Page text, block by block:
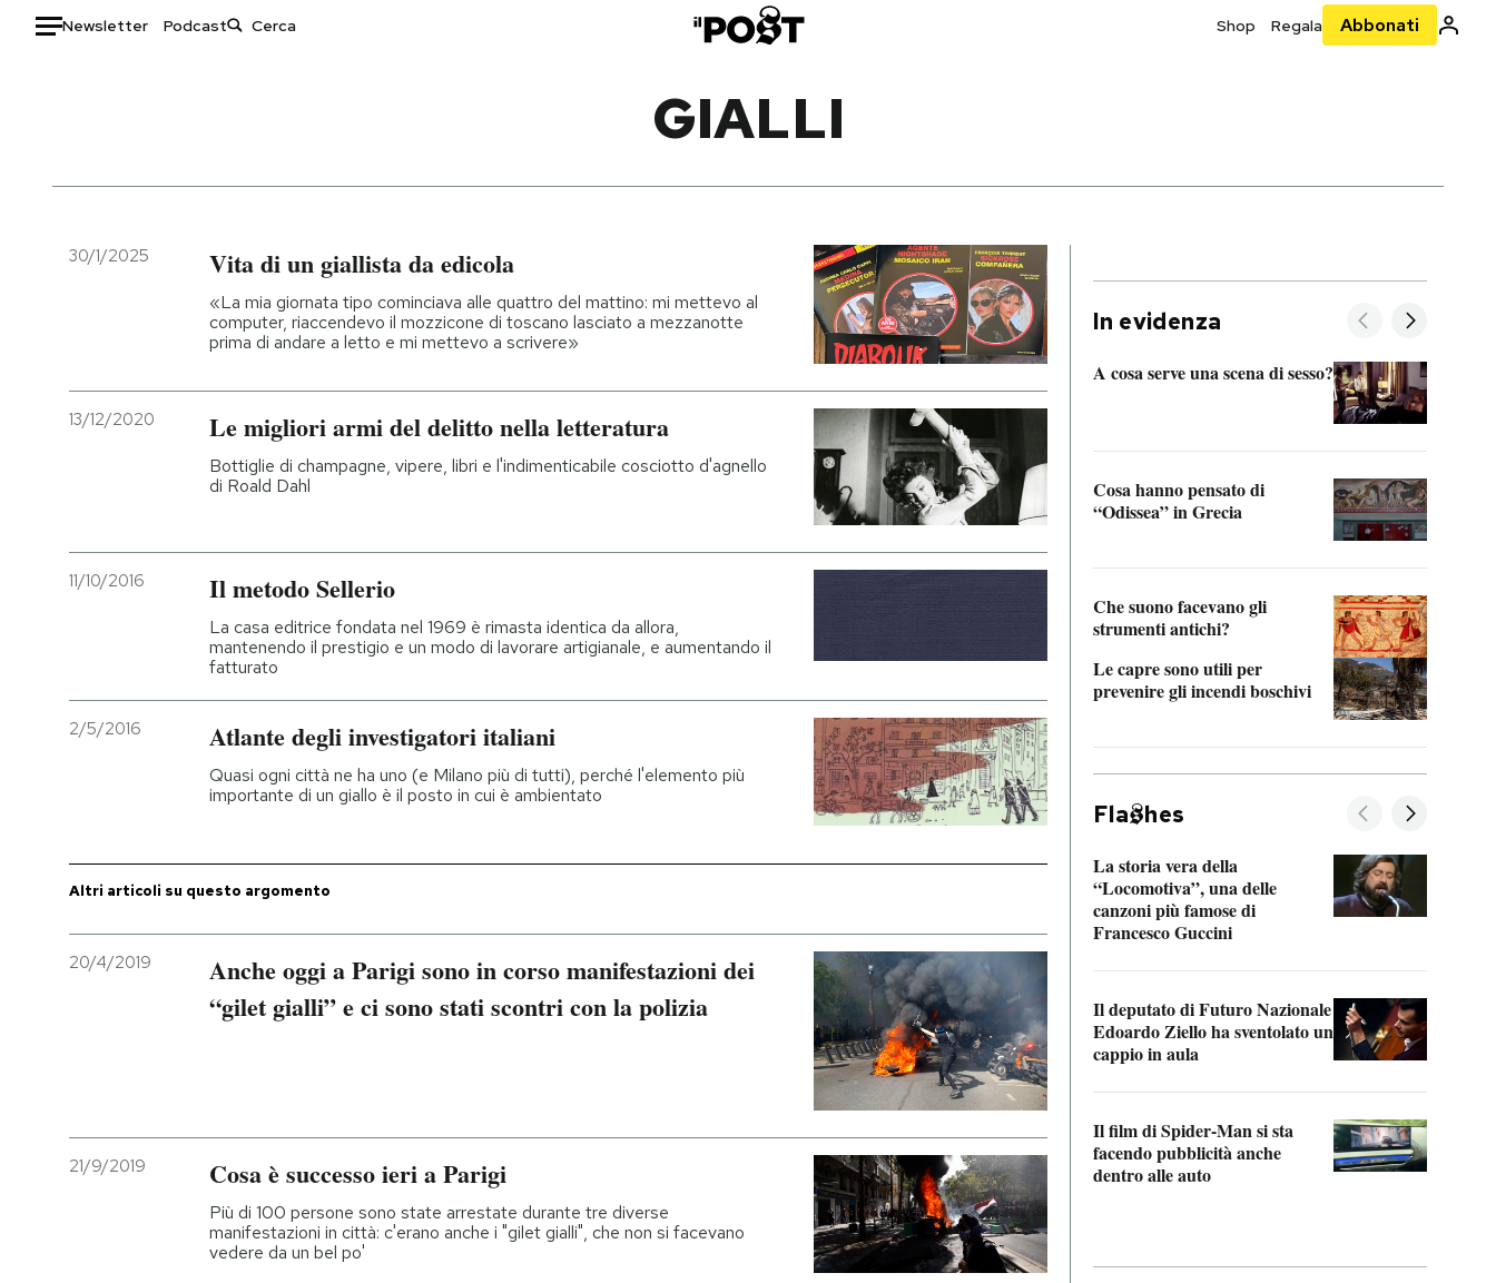
Newsletter Podcast Shop Regala Abbonati
Italia
Politica
Economia
Moda
Storie/Idee
Ok Boomer!
Media
Mondiali calcio 2026
Entra
GIALLI
30/1/2025 Vita di un giallista da edicola
«La mia giornata tipo cominciava alle quattro del mattino: mi mettevo al
computer, riaccendevo il mozzicone di toscano lasciato a mezzanotte
prima di andare a letto e mi mettevo a scrivere»
13/12/2020 Le migliori armi del delitto nella letteratura
Bottiglie di champagne, vipere, libri e l'indimenticabile cosciotto d'agnello
di Roald Dahl
11/10/2016 Il metodo Sellerio
La casa editrice fondata nel 1969 è rimasta identica da allora,
mantenendo il prestigio e un modo di lavorare artigianale, e aumentando il
fatturato
2/5/2016 Atlante degli investigatori italiani
Quasi ogni città ne ha uno (e Milano più di tutti), perché l'elemento più
importante di un giallo è il posto in cui è ambientato
Altri articoli su questo argomento
20/4/2019
Anche oggi a Parigi sono in corso manifestazioni dei
“gilet gialli” e ci sono stati scontri con la polizia
21/9/2019 Cosa è successo ieri a Parigi
Più di 100 persone sono state arrestate durante tre diverse
manifestazioni in città: c'erano anche i "gilet gialli", che non si facevano
vedere da un bel po'
In evidenza
A cosa serve una scena di sesso?
Cosa hanno pensato di
“Odissea” in Grecia
Che suono facevano gli
strumenti antichi?
Le capre sono utili per
prevenire gli incendi boschivi
Fla hes
La storia vera della
“Locomotiva”, una delle
canzoni più famose di
Francesco Guccini
Il deputato di Futuro Nazionale
Edoardo Ziello ha sventolato un
cappio in aula
Il film di Spider-Man si sta
facendo pubblicità anche
dentro alle auto